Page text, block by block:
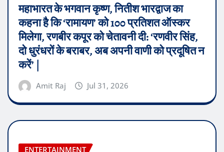
महाभारत के भगवान कृष्ण, नितीश भारद्वाज का
कहना है कि ‘रामायण’ को 100 प्रतिशत ऑस्कर
मिलेगा, रणबीर कपूर को चेतावनी दी: ‘रणवीर सिंह,
दो धुरंधरों के बराबर, अब अपनी वाणी को प्रदूषित न
करें’ |
Amit Raj Jul 31, 2026
ENTERTAINMENT